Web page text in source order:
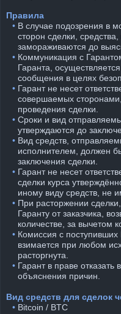
Правила
⠀• В случае подозрения в
сторон сделки, средства,
замораживаются до
⠀• Коммуникация с
Гаранта,
сообщения в целях
⠀• Гарант не несет
совершаемых сторонами,
проведения сделки.
⠀• Сроки и вид
утверждаются до
⠀• Вид средств,
исполнителем, должен
заключения сделки.
⠀• Гарант не несет
сделки курса
иному виду средств, не
⠀• При расторжении
Гаранту от заказчика,
количестве, за вычетом
⠀• Комиссия с поступивших
взимается при любом
расторгнута.
⠀• Гарант в праве отказать
объяснения причин.
Вид средств для сделок
⠀• Bitcoin / BTC